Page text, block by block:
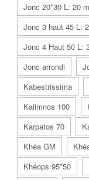
Jonc 20*30 L: 20
Jonc 3 haut 45 L:
Jonc 4 Haut 50 L:
Jonc arrondi
Kabestrissima
Kalimnos 100
Karpatos 70
Khéa GM
Khéops 95*50